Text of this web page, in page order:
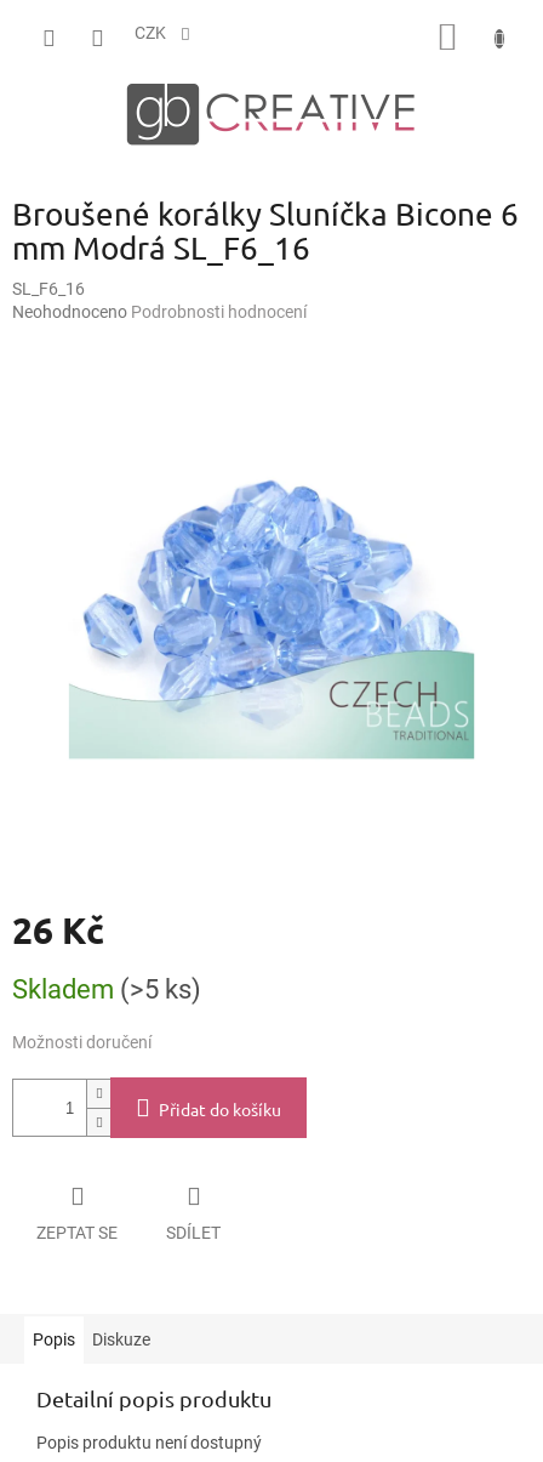
CZK
Broušené korálky Sluníčka Bicone 6
mm Modrá SL_F6_16
SL_F6_16
Průměrné
Neohodnoceno Podrobnosti hodnocení
26 Kč
cena:
Skladem (>5 ks)
Možnosti doručení
Přidat do košíku
ZEPTAT SE SDÍLET
Popis Diskuze
Detailní popis produktu
Popis produktu není dostupný